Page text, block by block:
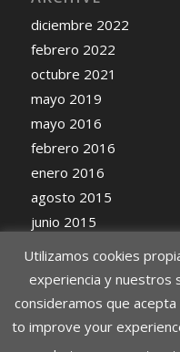
diciembre 2022
febrero 2022
octubre 2021
mayo 2019
mayo 2016
febrero 2016
enero 2016
agosto 2015
junio 2015
Utilizamos cookies
experiencia y nuestros
consideramos que
to improve your